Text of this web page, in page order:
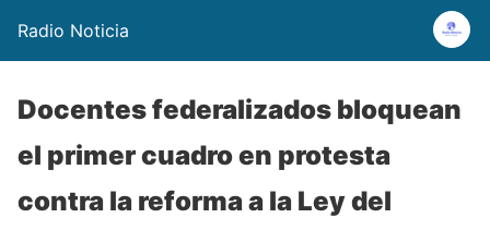
Radio Noticia
Docentes federalizados bloquean
el primer cuadro en protesta
contra la reforma a la Ley del